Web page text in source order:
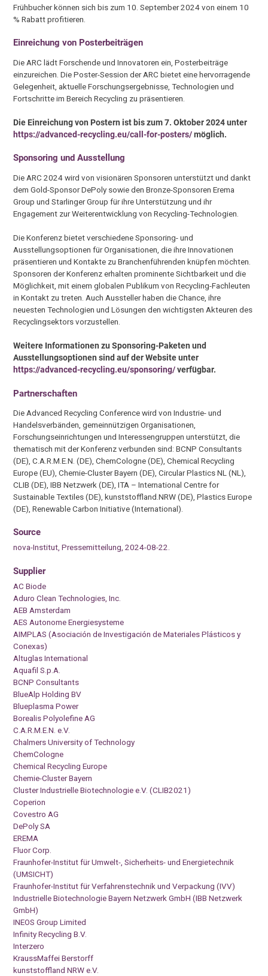
Frühbucher können sich bis zum 10. September 2024 von einem 10
% Rabatt profitieren.
Einreichung von Posterbeiträgen
Die ARC lädt Forschende und Innovatoren ein, Posterbeiträge
einzureichen. Die Poster-Session der ARC bietet eine hervorragende
Gelegenheit, aktuelle Forschungsergebnisse, Technologien und
Fortschritte im Bereich Recycling zu präsentieren.
Die Einreichung von Postern ist bis zum 7. Oktober 2024 unter
https://advanced-recycling.eu/call-for-posters/möglich.
Sponsoring und Ausstellung
Die ARC 2024 wird von visionären Sponsoren unterstützt und dankt
dem Gold-Sponsor DePoly sowie den Bronze-Sponsoren Erema
Group und Starlinger Group für ihre Unterstützung und ihr
Engagement zur Weiterentwicklung von Recycling-Technologien.
Die Konferenz bietet verschiedene Sponsoring- und
Ausstellungsoptionen für Organisationen, die ihre Innovationen
präsentieren und Kontakte zu Branchenführenden knüpfen möchten.
Sponsoren der Konferenz erhalten prominente Sichtbarkeit und die
Möglichkeit, mit einem globalen Publikum von Recycling-Fachleuten
in Kontakt zu treten. Auch Aussteller haben die Chance, ihre
neuesten Technologien und Lösungen den wichtigsten Akteuren des
Recyclingsektors vorzustellen.
Weitere Informationen zu Sponsoring-Paketen und
Ausstellungsoptionen sind auf der Website unter
https://advanced-recycling.eu/sponsoring/verfügbar.
Partnerschaften
Die Advanced Recycling Conference wird von Industrie- und
Handelsverbänden, gemeinnützigen Organisationen,
Forschungseinrichtungen und Interessengruppen unterstützt, die
thematisch mit der Konferenz verbunden sind: BCNP Consultants
(DE), C.A.R.M.E.N. (DE), ChemCologne (DE), Chemical Recycling
Europe (EU), Chemie-Cluster Bayern (DE), Circular Plastics NL (NL),
CLIB (DE), IBB Netzwerk (DE), ITA – International Centre for
Sustainable Textiles (DE), kunststoffland.NRW (DE), Plastics Europe
(DE), Renewable Carbon Initiative (International).
Source
nova-Institut, Pressemitteilung, 2024-08-22.
Supplier
AC Biode
Aduro Clean Technologies, Inc.
AEB Amsterdam
AES Autonome Energiesysteme
AIMPLAS (Asociación de Investigación de Materiales Plásticos y
Conexas)
Altuglas International
Aquafil S.p.A.
BCNP Consultants
BlueAlp Holding BV
Blueplasma Power
Borealis Polyolefine AG
C.A.R.M.E.N. e.V.
Chalmers University of Technology
ChemCologne
Chemical Recycling Europe
Chemie-Cluster Bayern
Cluster Industrielle Biotechnologie e.V. (CLIB2021)
Coperion
Covestro AG
DePoly SA
EREMA
Fluor Corp.
Fraunhofer-Institut für Umwelt-, Sicherheits- und Energietechnik
(UMSICHT)
Fraunhofer-Institut für Verfahrenstechnik und Verpackung (IVV)
Industrielle Biotechnologie Bayern Netzwerk GmbH (IBB Netzwerk
GmbH)
INEOS Group Limited
Infinity Recycling B.V.
Interzero
KraussMaffei Berstorff
kunststoffland NRW e.V.